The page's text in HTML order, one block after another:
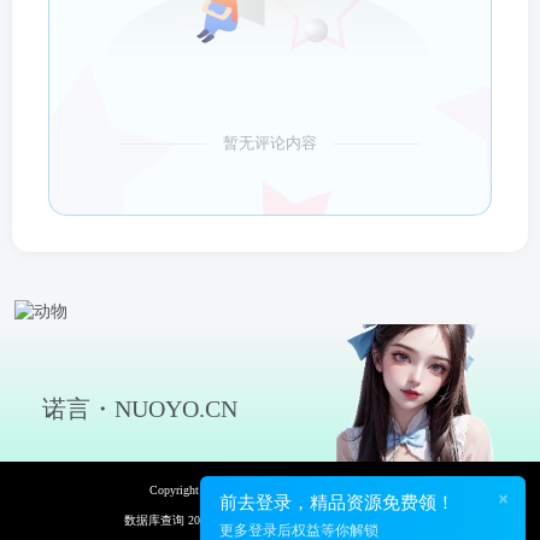
暂无评论内容
×
前去登录，精品资源免费领！
更多登录后权益等你解锁
诺言・NUOYO.CN
Copyright © 2026 诺言资源网 保留资源解释权
数据库查询 20次 页面加载耗时 0.118 秒